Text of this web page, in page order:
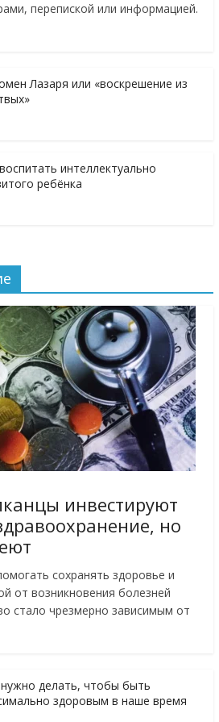
перепиской или информацией.
Лазаря или «воскрешение из
интеллектуально
ребёнка
инвестируют
но
сохранять здоровье и
от возникновения болезней
стало чрезмерно зависимым от
делать, чтобы быть
здоровым в наше время